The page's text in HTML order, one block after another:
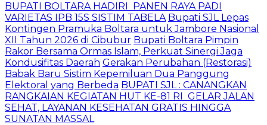
BUPATI BOLTARA HADIRI PANEN RAYA PADI
VARIETAS IPB 15S SISTIM TABELA Bupati SJL Lepas
Kontingen Pramuka Boltara untuk Jambore Nasional
XII Tahun 2026 di Cibubur Bupati Boltara Pimpin
Rakor Bersama Ormas Islam, Perkuat Sinergi Jaga
Kondusifitas Daerah Gerakan Perubahan (Restorasi)
Babak Baru Sistim Kepemiluan Dua Panggung
Elektoral yang Berbeda BUPATI SJL : CANANGKAN
RANGKAIAN KEGIATAN HUT KE-81 RI GELAR JALAN
SEHAT, LAYANAN KESEHATAN GRATIS HINGGA
SUNATAN MASSAL